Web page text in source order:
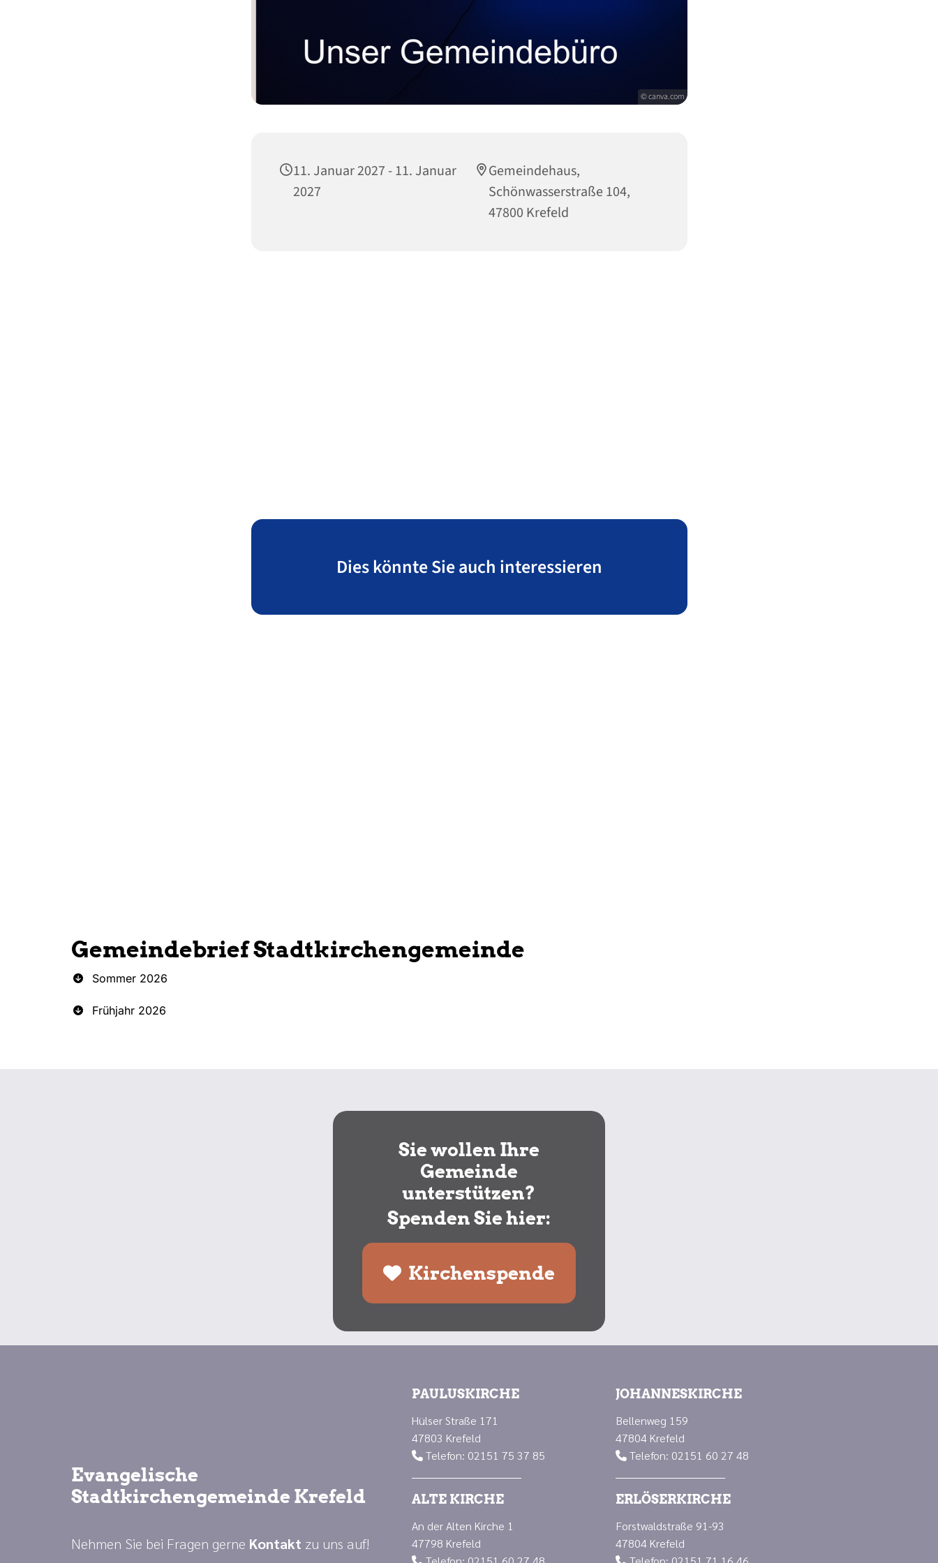
© canva.com
11. Januar 2027 - 11. Januar
2027
Gemeindehaus,
Schönwasserstraße 104,
47800 Krefeld
Dies könnte Sie auch interessieren
Gemeindebrief Stadtkirchengemeinde
Sommer 2026
Frühjahr 2026
Sie wollen Ihre
Gemeinde
unterstützen?
Spenden Sie hier:
Kirchenspende
Evangelische
Stadtkirchengemeinde Krefeld
Nehmen Sie bei Fragen gerne Kontakt zu uns auf!
PAULUSKIRCHE
Hülser Straße 171
47803 Krefeld
Telefon: 02151 75 37 85
ALTE KIRCHE
An der Alten Kirche 1
47798 Krefeld

JOHANNESKIRCHE
Bellenweg 159
47804 Krefeld
 Telefon: 02151 60 27 48
ERLÖSERKIRCHE
Forstwaldstraße 91-93
47804 Krefeld
